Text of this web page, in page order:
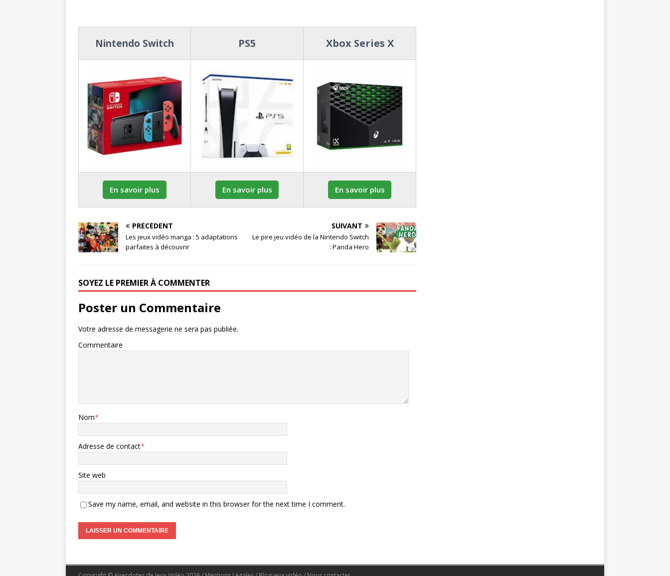
Nintendo Switch PS5 Xbox Series X
En savoir plus En savoir plus En savoir plus
PRÉCÉDENT
Les jeux vidéo manga : 5 adaptations
parfaites à découvrir
SUIVANT
Le pire jeu vidéo de la Nintendo Switch
: Panda Hero
SOYEZ LE PREMIER À COMMENTER
Poster un Commentaire
Votre adresse de messagerie ne sera pas publiée.
Commentaire
Nom*
Adresse de contact*
Site web
Save my name, email, and website in this browser for the next time I comment.